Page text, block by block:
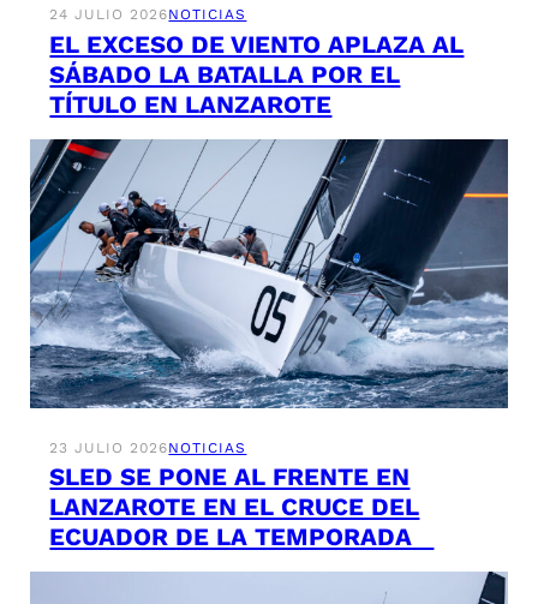
24 JULIO 2026NOTICIAS
EL EXCESO DE VIENTO APLAZA AL
SÁBADO LA BATALLA POR EL
TÍTULO EN LANZAROTE
23 JULIO 2026NOTICIAS
SLED SE PONE AL FRENTE EN
LANZAROTE EN EL CRUCE DEL
ECUADOR DE LA TEMPORADA